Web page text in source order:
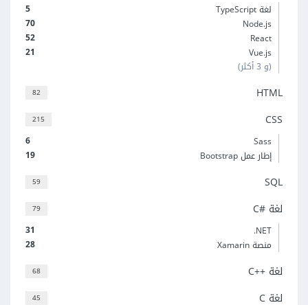
5
لغة TypeScript
70
Node.js
52
React
21
Vue.js
(و 3 أكثر)
82 HTML
215 CSS
6
Sass
19
إطار عمل Bootstrap
59 SQL
79 لغة C#‎
31
‎.NET
28
منصة Xamarin
68 لغة C++‎
45 لغة C